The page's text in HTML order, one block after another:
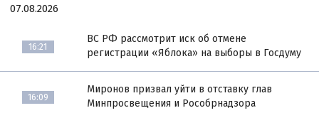
07.08.2026
16:21
ВС РФ рассмотрит иск об отмене
регистрации «Яблока» на выборы в Госдуму
16:09
Миронов призвал уйти в отставку глав
Минпросвещения и Рособрнадзора